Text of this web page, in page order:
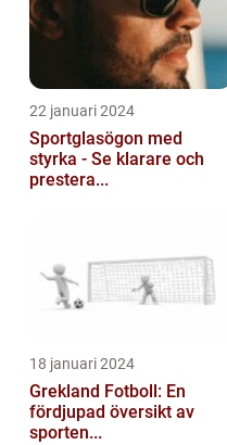
22 januari 2024
Sportglasögon med
styrka - Se klarare och
prestera...
18 januari 2024
Grekland Fotboll: En
fördjupad översikt av
sporten...